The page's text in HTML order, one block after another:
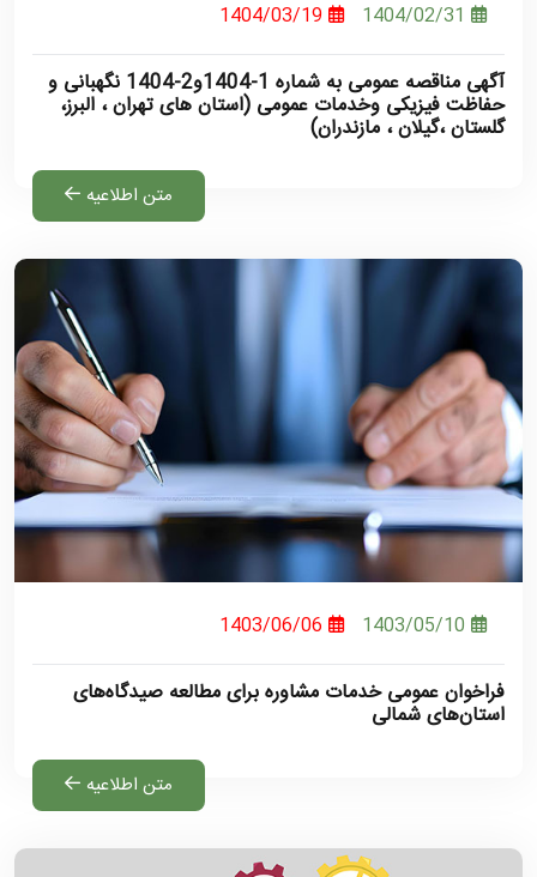
1404/02/31
1404/03/19
آگهی مناقصه عمومی به شماره 1-1404و2-1404 نگهبانی و
حفاظت فیزیکی وخدمات عمومی (استان های تهران ، البرز،
گلستان ،گیلان ، مازندران)
متن اطلاعیه
1403/05/10
1403/06/06
فراخوان عمومی خدمات مشاوره برای مطالعه صیدگاه‌های
استان‌های شمالی
متن اطلاعیه